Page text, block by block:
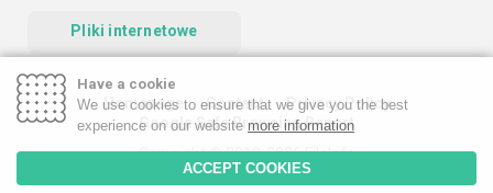
Pliki internetowe
Homepage Contact
Privacy Policy
Google Safe Browsing Report
Copyright © 2019-2026 FileInfo
Have a cookie
We use cookies to ensure that we give you the best
experience on our website more information
ACCEPT COOKIES